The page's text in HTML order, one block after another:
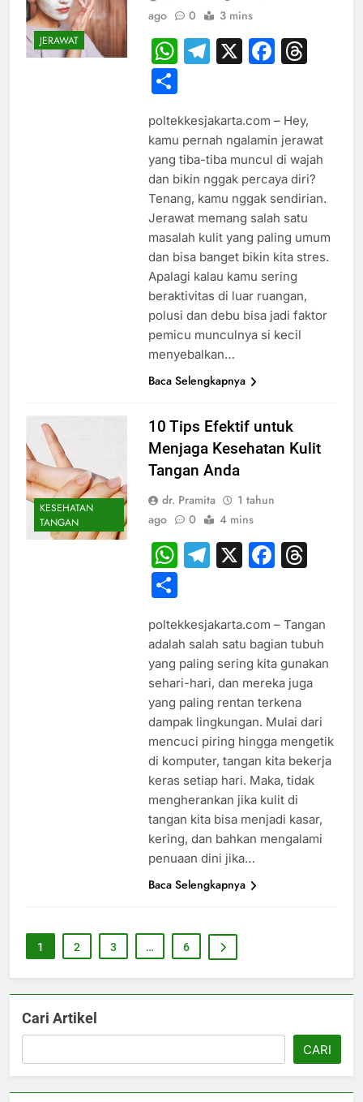
JERAWAT
ago
0 3 mins
WhatsApp
Telegram
X
Share
poltekkesjakarta.com – Hey,
kamu pernah ngalamin jerawat
yang tiba-tiba muncul di wajah
dan bikin nggak percaya diri?
Tenang, kamu nggak sendirian.
Jerawat memang salah satu
masalah kulit yang paling umum
dan bisa banget bikin kita stres.
Apalagi kalau kamu sering
beraktivitas di luar ruangan,
polusi dan debu bisa jadi faktor
pemicu munculnya si kecil
menyebalkan…
Baca Selengkapnya
KESEHATAN
TANGAN
10 Tips Efektif untuk
Menjaga Kesehatan Kulit
Tangan Anda
dr. Pramita
1 tahun
ago
0 4 mins
WhatsApp
Telegram
X
Share
poltekkesjakarta.com – Tangan
adalah salah satu bagian tubuh
yang paling sering kita gunakan
sehari-hari, dan mereka juga
yang paling rentan terkena
dampak lingkungan. Mulai dari
mencuci piring hingga mengetik
di komputer, tangan kita bekerja
keras setiap hari. Maka, tidak
mengherankan jika kulit di
tangan kita bisa menjadi kasar,
kering, dan bahkan mengalami
penuaan dini jika…
Baca Selengkapnya
1 2 3 … 6
Cari Artikel
CARI